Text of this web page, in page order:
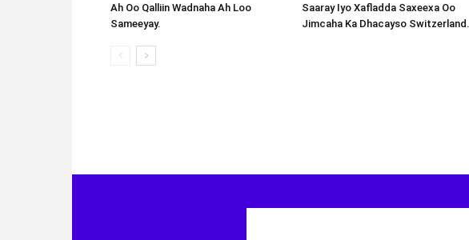
Ah Oo Qalliin Wadnaha Ah Loo
Sameeyay.
Saaray Iyo Xafladda Saxeexa Oo
Jimcaha Ka Dhacayso Switzerland.